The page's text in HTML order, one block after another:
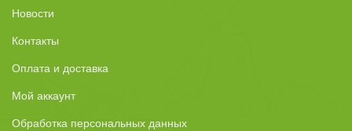
Новости
Контакты
Оплата и доставка
Мой аккаунт
Обработка персональных данных